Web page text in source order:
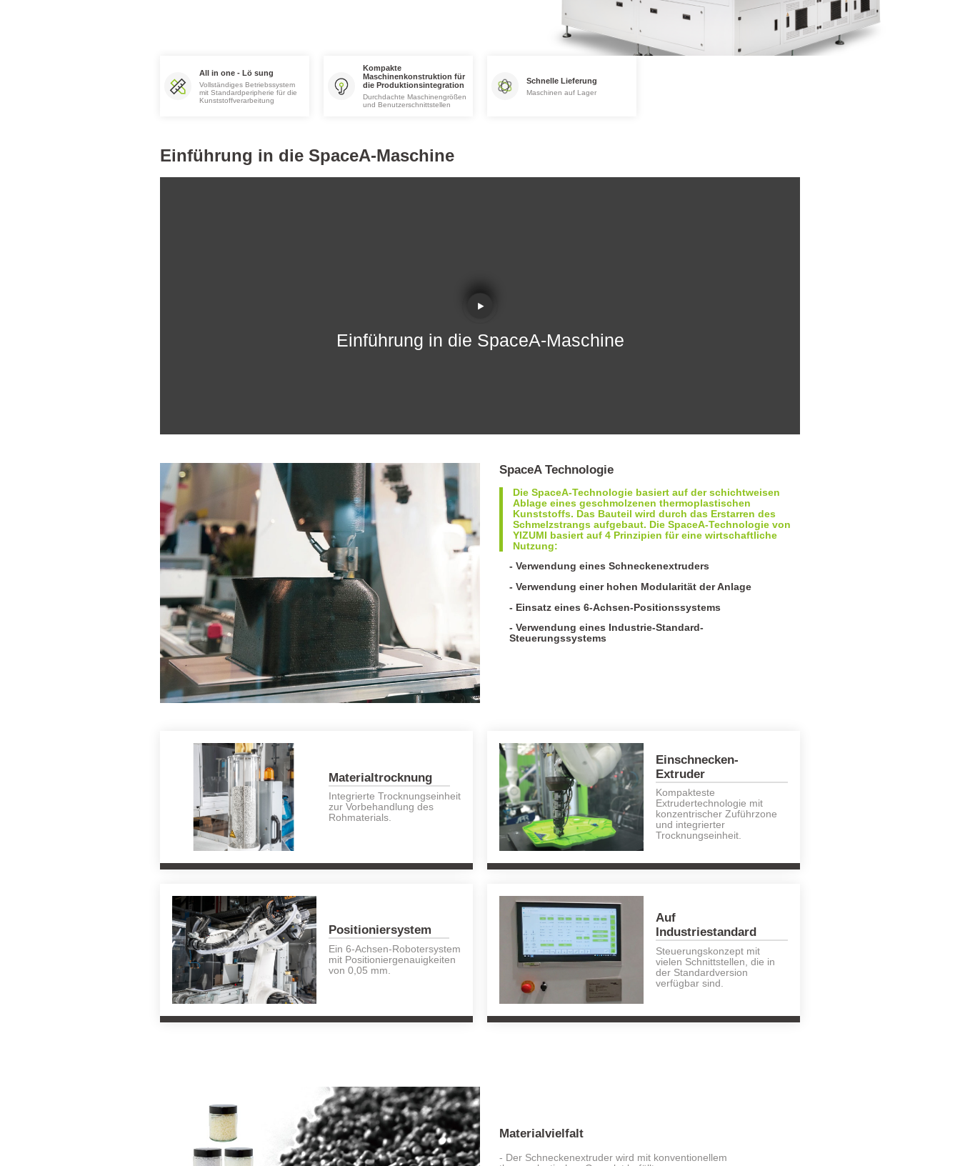
All in one - Lö sung
Vollständiges Betriebssystem
mit Standardperipherie für die
Kunststoffverarbeitung
Kompakte
Maschinenkonstruktion für
die Produktionsintegration
Durchdachte Maschinengrößen
und Benutzerschnittstellen
Schnelle Lieferung
Maschinen auf Lager
Einführung in die SpaceA-Maschine
Einführung in die SpaceA-Maschine
SpaceA Technologie
Die SpaceA-Technologie basiert auf der schichtweisen
Ablage eines geschmolzenen thermoplastischen
Kunststoffs. Das Bauteil wird durch das Erstarren des
Schmelzstrangs aufgebaut. Die SpaceA-Technologie von
YIZUMI basiert auf 4 Prinzipien für eine wirtschaftliche
Nutzung:
- Verwendung eines Schneckenextruders
- Verwendung einer hohen Modularität der Anlage
- Einsatz eines 6-Achsen-Positionssystems
- Verwendung eines Industrie-Standard-
Steuerungssystems
Materialtrocknung
Integrierte Trocknungseinheit
zur Vorbehandlung des
Rohmaterials.
Einschnecken-
Extruder
Kompakteste
Extrudertechnologie mit
konzentrischer Zuführzone
und integrierter
Trocknungseinheit.
Positioniersystem
Ein 6-Achsen-Robotersystem
mit Positioniergenauigkeiten
von 0,05 mm.
Auf
Industriestandard
Steuerungskonzept mit
vielen Schnittstellen, die in
der Standardversion
verfügbar sind.
Materialvielfalt
- Der Schneckenextruder wird mit konventionellem